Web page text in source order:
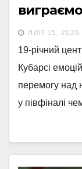
виграємо
ЛИП 15, 2026
19-річний
Кубарсі
перемогу над
у півфіналі